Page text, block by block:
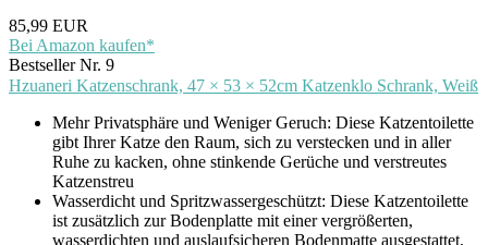
85,99 EUR
Bei Amazon kaufen*
Bestseller Nr. 9
Hzuaneri Katzenschrank, 47 × 53 × 52cm Katzenklo Schrank, Weiß
Mehr Privatsphäre und Weniger Geruch: Diese Katzentoilette
gibt Ihrer Katze den Raum, sich zu verstecken und in aller
Ruhe zu kacken, ohne stinkende Gerüche und verstreutes
Katzenstreu
Wasserdicht und Spritzwassergeschützt: Diese Katzentoilette
ist zusätzlich zur Bodenplatte mit einer vergrößerten,
wasserdichten und auslaufsicheren Bodenmatte ausgestattet,